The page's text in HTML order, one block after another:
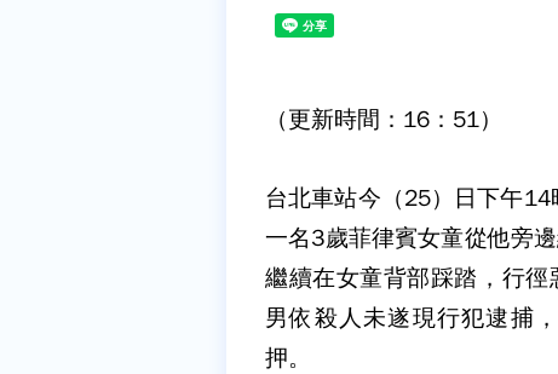
（更新時間：16：51）
台北車站今（25）日下午
一名3歲菲律賓女童從他旁
繼續在女童背部踩踏，行
男依殺人未遂現行犯逮捕
押。